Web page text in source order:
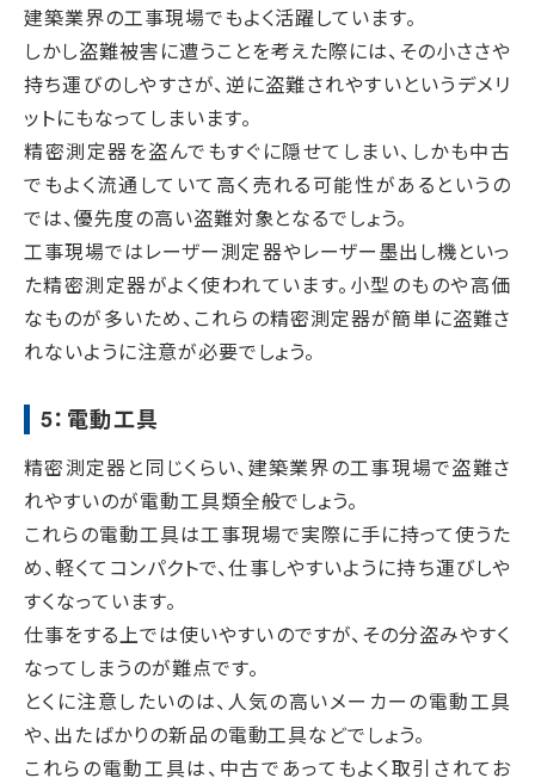
建築業界の工事現場でもよく活躍しています。
しかし盗難被害に遭うことを考えた際には、その小ささや
持ち運びのしやすさが、逆に盗難されやすいというデメリ
ットにもなってしまいます。
精密測定器を盗んでもすぐに隠せてしまい、しかも中古
でもよく流通していて高く売れる可能性があるというの
では、優先度の高い盗難対象となるでしょう。
工事現場ではレーザー測定器やレーザー墨出し機といっ
た精密測定器がよく使われています。小型のものや高価
なものが多いため、これらの精密測定器が簡単に盗難さ
れないように注意が必要でしょう。
5：電動工具
精密測定器と同じくらい、建築業界の工事現場で盗難さ
れやすいのが電動工具類全般でしょう。
これらの電動工具は工事現場で実際に手に持って使うた
め、軽くてコンパクトで、仕事しやすいように持ち運びしや
すくなっています。
仕事をする上では使いやすいのですが、その分盗みやすく
なってしまうのが難点です。
とくに注意したいのは、人気の高いメーカーの電動工具
や、出たばかりの新品の電動工具などでしょう。
これらの電動工具は、中古であってもよく取引されてお